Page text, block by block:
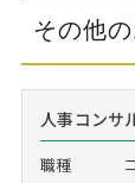
その他
人事コンサ
職種